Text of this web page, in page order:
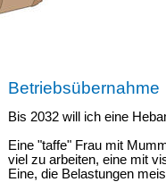
Betriebsübernahme
Bis 2032 will ich eine
Eine "taffe" Frau mit
viel zu arbeiten, eine mit
Eine, die Belastungen